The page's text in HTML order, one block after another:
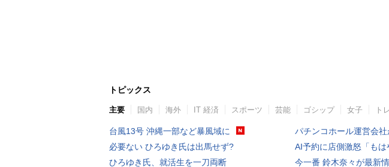
トピックス
主要 国内 海外 IT 経済 スポーツ 芸能 ゴシップ 女子 ト
台風13号 沖縄一部など暴風域に
必要ない ひろゆき氏は出馬せず?
ひろゆき氏、就活生を一刀両断
パチンコホール運営会
AI予約に店側激怒「もは
今一番 鈴木奈々が最新